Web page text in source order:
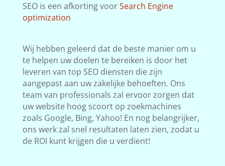
SEO is een afkorting voorSearch Engine
optimization
Wij hebben geleerd dat de beste manier om u
te helpen uw doelen te bereiken is door het
leveren van top SEO diensten die zijn
aangepast aan uw zakelijke behoeften. Ons
team van professionals zal ervoor zorgen dat
uw website hoog scoort op zoekmachines
zoals Google, Bing, Yahoo! En nog belangrijker,
ons werk zal snel resultaten laten zien, zodat u
de ROI kunt krijgen die u verdient!